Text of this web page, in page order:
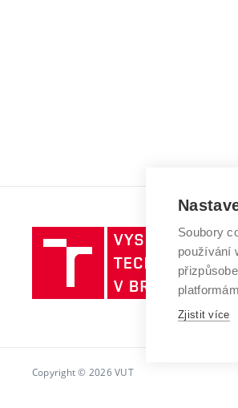
v
Copyright © 2026 VUT
Soubory
používání
Zjistit více